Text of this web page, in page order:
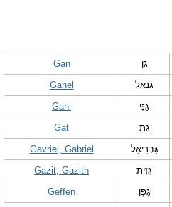
Gan גַּן
Ganel
גנאל
Gani
גַּנִּי
Gat
גַּת
Gavriel, Gabriel
גַּבְרִיאֵל
Gazit, Gazith
גָּזִית
Geffen
גֶּפֶן